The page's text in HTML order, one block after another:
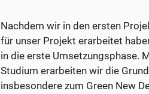
Nachdem wir in den ersten
für unser Projekt erarbeitet
in die erste Umsetzungsphase.
Studium erarbeiten wir die
insbesondere zum Green New